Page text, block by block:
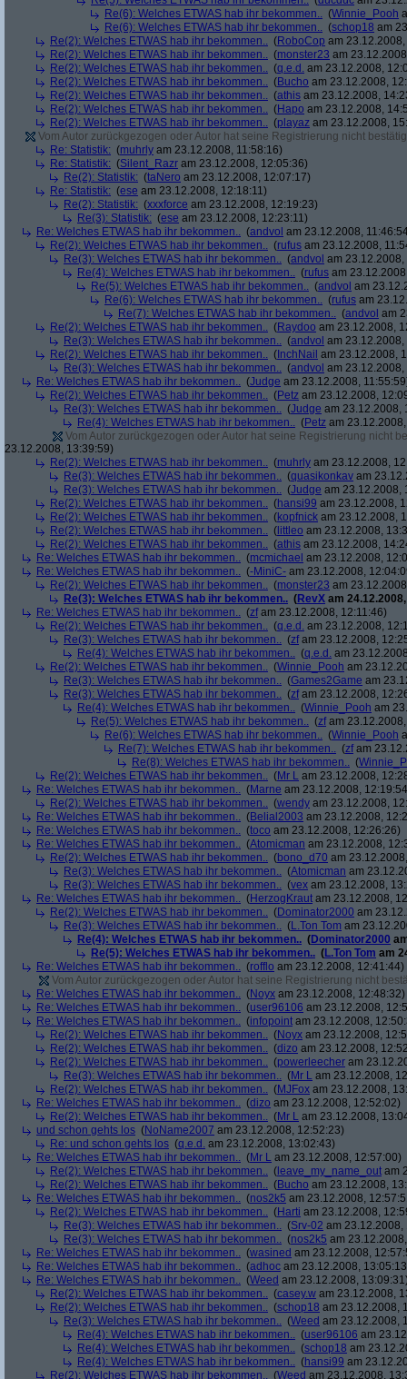
Re(6): Welches ETWAS hab ihr bekommen.. (Winnie_Pooh
Re(6): Welches ETWAS hab ihr bekommen.. (schop18 am
Re(2): Welches ETWAS hab ihr bekommen.. (RoboCop am
Re(2): Welches ETWAS hab ihr bekommen.. (monster23 am
Re(2): Welches ETWAS hab ihr bekommen.. (q.e.d. am 23.12.2008,
Re(2): Welches ETWAS hab ihr bekommen.. (Bucho am 23.12.2008,
Re(2): Welches ETWAS hab ihr bekommen.. (athis am 23.12.2008,
Re(2): Welches ETWAS hab ihr bekommen.. (Hapo am 23.12.2008,
Re(2): Welches ETWAS hab ihr bekommen.. (playaz am 23.12.2008,
Vom Autor zurückgezogen oder Autor hat seine Registrierung nicht
Re: Statistik: (muhrly am 23.12.2008, 11:58:16)
Re: Statistik: (Silent_Razr am 23.12.2008, 12:05:36)
Re(2): Statistik: (taNero am 23.12.2008, 12:07:17)
Re: Statistik: (ese am 23.12.2008, 12:18:11)
Re(2): Statistik: (xxxforce am 23.12.2008, 12:19:23)
Re(3): Statistik: (ese am 23.12.2008, 12:23:11)
Re: Welches ETWAS hab ihr bekommen.. (andvol am 23.12.2008,
Re(2): Welches ETWAS hab ihr bekommen.. (rufus am 23.12.2008,
Re(3): Welches ETWAS hab ihr bekommen.. (andvol am
Re(4): Welches ETWAS hab ihr bekommen.. (rufus am
Re(5): Welches ETWAS hab ihr bekommen.. (andvol am
Re(6): Welches ETWAS hab ihr bekommen.. (rufus am
Re(7): Welches ETWAS hab ihr bekommen.. (andvol am
Re(2): Welches ETWAS hab ihr bekommen.. (Raydoo am 23.12.2008,
Re(3): Welches ETWAS hab ihr bekommen.. (andvol am
Re(2): Welches ETWAS hab ihr bekommen.. ( InchNail am 23.12.2008,
Re(3): Welches ETWAS hab ihr bekommen.. (andvol am
Re: Welches ETWAS hab ihr bekommen.. (Judge am 23.12.2008,
Re(2): Welches ETWAS hab ihr bekommen.. (Petz am 23.12.2008,
Re(3): Welches ETWAS hab ihr bekommen.. (Judge am 23.12.2008,
Re(4): Welches ETWAS hab ihr bekommen.. (Petz am
Vom Autor zurückgezogen oder Autor hat seine Registrierung nicht
23.12.2008, 13:39:59)
Re(2): Welches ETWAS hab ihr bekommen.. (muhrly am 23.12.2008,
Re(3): Welches ETWAS hab ihr bekommen.. (quasikonkav am
Re(3): Welches ETWAS hab ihr bekommen.. (Judge am 23.12.2008,
Re(2): Welches ETWAS hab ihr bekommen.. (hansi99 am 23.12.2008,
Re(2): Welches ETWAS hab ihr bekommen.. (kopfnick am 23.12.2008,
Re(2): Welches ETWAS hab ihr bekommen.. ( littleo am 23.12.2008,
Re(2): Welches ETWAS hab ihr bekommen.. (athis am 23.12.2008,
Re: Welches ETWAS hab ihr bekommen.. (mcmichael am 23.12.2008,
Re: Welches ETWAS hab ihr bekommen.. (-MiniC- am 23.12.2008,
Re(2): Welches ETWAS hab ihr bekommen.. (monster23 am
Re(3): Welches ETWAS hab ihr bekommen.. (RevX am
Re: Welches ETWAS hab ihr bekommen.. (zfam 23.12.2008, 12:11:46)
Re(2): Welches ETWAS hab ihr bekommen.. (q.e.d. am 23.12.2008,
Re(3): Welches ETWAS hab ihr bekommen.. (zfam 23.12.2008,
Re(4): Welches ETWAS hab ihr bekommen.. (q.e.d. am
Re(2): Welches ETWAS hab ihr bekommen.. (Winnie_Pooh am
Re(3): Welches ETWAS hab ihr bekommen.. (Games2Game am
Re(3): Welches ETWAS hab ihr bekommen.. (zfam 23.12.2008,
Re(4): Welches ETWAS hab ihr bekommen.. (Winnie_Pooh am
Re(5): Welches ETWAS hab ihr bekommen.. (zfam
Re(6): Welches ETWAS hab ihr bekommen.. (Winnie_Pooh
Re(7): Welches ETWAS hab ihr bekommen.. (zfam
Re(8): Welches ETWAS hab ihr bekommen.. (
Re(2): Welches ETWAS hab ihr bekommen.. (Mr L am 23.12.2008,
Re: Welches ETWAS hab ihr bekommen.. (Marne am 23.12.2008,
Re(2): Welches ETWAS hab ihr bekommen.. (wendy am 23.12.2008,
Re: Welches ETWAS hab ihr bekommen.. (Belial2003 am 23.12.2008,
Re: Welches ETWAS hab ihr bekommen.. (toco am 23.12.2008, 12:26:26)
Re: Welches ETWAS hab ihr bekommen.. (Atomicman am 23.12.2008,
Re(2): Welches ETWAS hab ihr bekommen.. (bono_d70 am
Re(3): Welches ETWAS hab ihr bekommen.. (Atomicman am
Re(3): Welches ETWAS hab ihr bekommen.. (vex am 23.12.2008,
Re: Welches ETWAS hab ihr bekommen.. (HerzogKraut am 23.12.2008,
Re(2): Welches ETWAS hab ihr bekommen.. (Dominator2000 am
Re(3): Welches ETWAS hab ihr bekommen.. (L.Ton Tom am
Re(4): Welches ETWAS hab ihr bekommen.. (Dominator2000
Re(5): Welches ETWAS hab ihr bekommen.. (L.Ton Tom am
Re: Welches ETWAS hab ihr bekommen.. (rofflo am 23.12.2008, 12:41:44)
Vom Autor zurückgezogen oder Autor hat seine Registrierung nicht
Re: Welches ETWAS hab ihr bekommen.. (Noyx am 23.12.2008, 12:48:32)
Re: Welches ETWAS hab ihr bekommen.. (user96106 am 23.12.2008,
Re: Welches ETWAS hab ihr bekommen.. (infopoint am 23.12.2008,
Re(2): Welches ETWAS hab ihr bekommen.. (Noyx am 23.12.2008,
Re(2): Welches ETWAS hab ihr bekommen.. (dizo am 23.12.2008,
Re(2): Welches ETWAS hab ihr bekommen.. (powerleecher am
Re(3): Welches ETWAS hab ihr bekommen.. (Mr L am 23.12.2008,
Re(2): Welches ETWAS hab ihr bekommen.. (MJFox am 23.12.2008,
Re: Welches ETWAS hab ihr bekommen.. (dizo am 23.12.2008, 12:52:02)
Re(2): Welches ETWAS hab ihr bekommen.. (Mr L am 23.12.2008,
und schon gehts los (NoName2007 am 23.12.2008, 12:52:23)
Re: und schon gehts los (q.e.d. am 23.12.2008, 13:02:43)
Re: Welches ETWAS hab ihr bekommen.. (Mr L am 23.12.2008, 12:57:00)
Re(2): Welches ETWAS hab ihr bekommen.. ( leave_my_name_out am
Re(2): Welches ETWAS hab ihr bekommen.. (Bucho am 23.12.2008,
Re: Welches ETWAS hab ihr bekommen.. (nos2k5 am 23.12.2008,
Re(2): Welches ETWAS hab ihr bekommen.. (Harti am 23.12.2008,
Re(3): Welches ETWAS hab ihr bekommen.. (Srv-02 am 23.12.2008,
Re(3): Welches ETWAS hab ihr bekommen.. (nos2k5 am
Re: Welches ETWAS hab ihr bekommen.. (wasined am 23.12.2008,
Re: Welches ETWAS hab ihr bekommen.. (adhoc am 23.12.2008,
Re: Welches ETWAS hab ihr bekommen.. (Weed am 23.12.2008,
Re(2): Welches ETWAS hab ihr bekommen.. (casey.w am 23.12.2008,
Re(2): Welches ETWAS hab ihr bekommen.. (schop18 am 23.12.2008,
Re(3): Welches ETWAS hab ihr bekommen.. (Weed am 23.12.2008,
Re(4): Welches ETWAS hab ihr bekommen.. (user96106 am
Re(4): Welches ETWAS hab ihr bekommen.. (schop18 am
Re(4): Welches ETWAS hab ihr bekommen.. (hansi99 am
Re(2): Welches ETWAS hab ihr bekommen.. (Weed am 23.12.2008,